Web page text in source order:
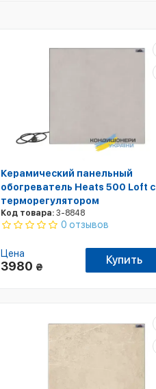
Керамический панельный
обогреватель Heats 500 Loft с
терморегулятором
Код товара: 3-8848
0 отзывов
Цена
3980 ₴
Купить